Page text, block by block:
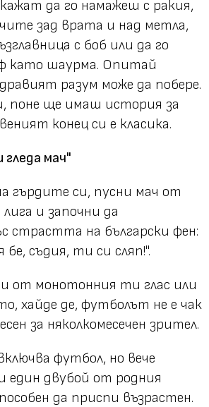
да го намажеш с ракия,
зад врата и над метла,
с боб или да го
като шаурма. Опитай
разум може да побере.
поне ще имаш история за
конец си е класика.
мач"
гърдите си, пусни мач от
и започни да
страстта на български фен:
бе, съдия, ти си сляп!".
от монотонния ти глас или
хайде де, футболът не е чак
за няколкомесечен зрител.
футбол, но вече
един двубой от родния
да приспи възрастен.